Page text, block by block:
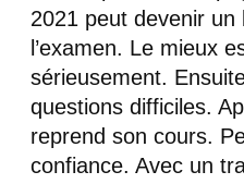
2021 peut devenir
l’examen. Le mieux
sérieusement.
questions difficiles.
reprend son cours.
confiance. Avec un